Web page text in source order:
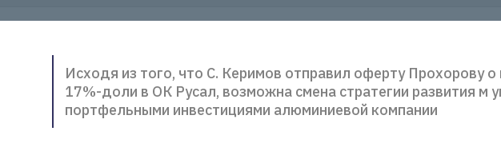
Исходя из того, что С. Керимов отправил оферту Прохорову о
17%-доли в ОК Русал, возможна смена стратегии развития м
портфельными инвестициями алюминиевой компании